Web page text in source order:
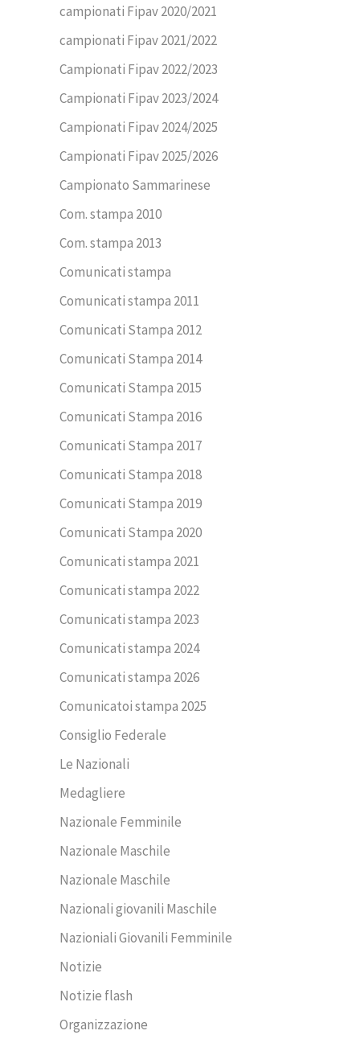
campionati Fipav 2020/2021
campionati Fipav 2021/2022
Campionati Fipav 2022/2023
Campionati Fipav 2023/2024
Campionati Fipav 2024/2025
Campionati Fipav 2025/2026
Campionato Sammarinese
Com. stampa 2010
Com. stampa 2013
Comunicati stampa
Comunicati stampa 2011
Comunicati Stampa 2012
Comunicati Stampa 2014
Comunicati Stampa 2015
Comunicati Stampa 2016
Comunicati Stampa 2017
Comunicati Stampa 2018
Comunicati Stampa 2019
Comunicati Stampa 2020
Comunicati stampa 2021
Comunicati stampa 2022
Comunicati stampa 2023
Comunicati stampa 2024
Comunicati stampa 2026
Comunicatoi stampa 2025
Consiglio Federale
Le Nazionali
Medagliere
Nazionale Femminile
Nazionale Maschile
Nazionale Maschile
Nazionali giovanili Maschile
Nazioniali Giovanili Femminile
Notizie
Notizie flash
Organizzazione